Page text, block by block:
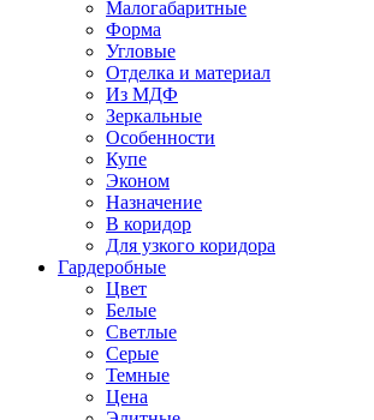
Малогабаритные
Форма
Угловые
Отделка и материал
Из МДФ
Зеркальные
Особенности
Купе
Эконом
Назначение
В коридор
Для узкого коридора
Гардеробные
Цвет
Белые
Светлые
Серые
Темные
Цена